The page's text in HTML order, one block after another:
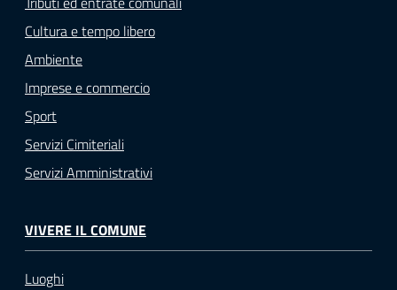
Cultura e tempo libero
Ambiente
Imprese e commercio
Sport
Servizi Cimiteriali
Servizi Amministrativi
VIVERE IL COMUNE
Luoghi